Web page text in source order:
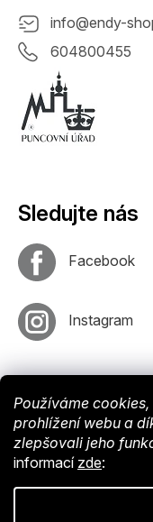
Používáme
prohlížení webu a
zlepšovali jeho
informací zde:
info@endy-
604800455
Sledujte nás
Facebook
Instagram
Shoptet.